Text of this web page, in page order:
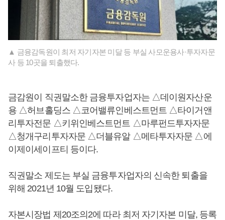
▲ 금융감독원이 최저 자기자본 미달 등 부실 사모운용사·투자자문
사 등 10곳을 퇴출했다.
금감원이 직권말소한 금융투자업자는 △데이원자산운
용 △허브홀딩스 △코어밸류인베스트먼트 △타이거앤
리투자전문 △키위인베스트먼트 △마루펀드투자자문
△청개구리투자자문 △더블유알 △메타투자자문 △에
이제이세이프티 등이다.
직권말소 제도는 부실 금융투자업자의 신속한 퇴출을
위해 2021년 10월 도입됐다.
자본시장법 제20조의2에 따라 최저 자기자본 미달, 등록